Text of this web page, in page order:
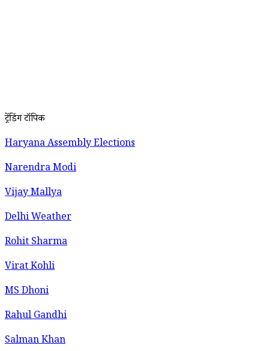
ट्रेंडिंग टॉपिक
Haryana Assembly Elections
Narendra Modi
Vijay Mallya
Delhi Weather
Rohit Sharma
Virat Kohli
MS Dhoni
Rahul Gandhi
Salman Khan